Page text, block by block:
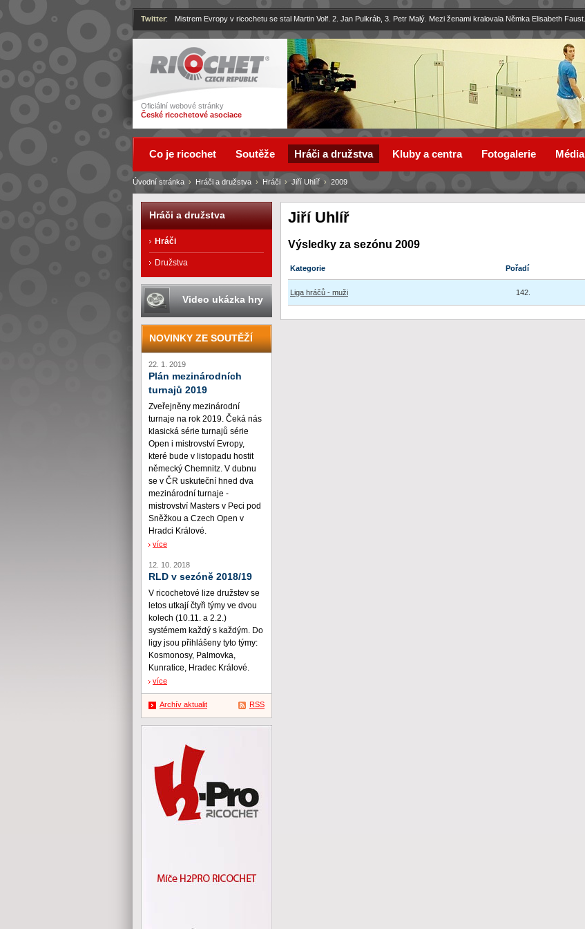
Ricochet
Oficiální webové stránky
České ricochetové asociace
Twitter: Mistrem Evropy v ricochetu se stal Martin Volf. 2. Jan Pulkráb, 3. Petr Malý. Mezi ženami kralovala Němka Elisabeth
Jiří Uhlíř
Výsledky za sezónu 2009
Kategorie Pořadí
Liga hráčů - muži 142.
Úvodní stránka › Hráči a družstva › Hráči › Jiří Uhlíř › 2009
Co je ricochet Soutěže Hráči a družstva Kluby a centra Fotogalerie Média
Hráči a družstva
Hráči
Družstva
Video ukázka hry
NOVINKY ZE SOUTĚŽÍ
22. 1. 2019
Plán mezinárodních
turnajů 2019
Zveřejněny mezinárodní
turnaje na rok 2019. Čeká nás
klasická série turnajů série
Open i mistrovství Evropy,
které bude v listopadu hostit
německý Chemnitz. V dubnu
se v ČR uskuteční hned dva
mezinárodní turnaje -
mistrovství Masters v Peci pod
Sněžkou a Czech Open v
Hradci Králové.
více
12. 10. 2018
RLD v sezóně 2018/19
V ricochetové lize družstev se
letos utkají čtyři týmy ve dvou
kolech (10.11. a 2.2.)
systémem každý s každým. Do
ligy jsou přihlášeny tyto týmy:
Kosmonosy, Palmovka,
Kunratice, Hradec Králové.
více
Archív aktualit RSS